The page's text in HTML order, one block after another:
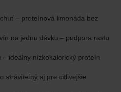
– proteínová limonáda bez
na jednu dávku – podpora rastu
– ideálny nízkokalorický proteín
stráviteľný aj pre citlivejšie